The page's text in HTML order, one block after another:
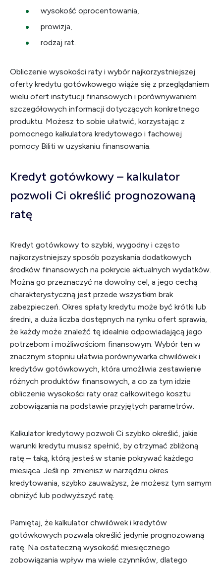
wysokość oprocentowania,
prowizja,
rodzaj rat.
Obliczenie wysokości raty i wybór najkorzystniejszej
oferty kredytu gotówkowego wiąże się z przeglądaniem
wielu ofert instytucji finansowych i porównywaniem
szczegółowych informacji dotyczących konkretnego
produktu. Możesz to sobie ułatwić, korzystając z
pomocnego kalkulatora kredytowego i fachowej
pomocy Biliti w uzyskaniu finansowania.
Kredyt gotówkowy – kalkulator
pozwoli Ci określić prognozowaną
ratę
Kredyt gotówkowy to szybki, wygodny i często
najkorzystniejszy sposób pozyskania dodatkowych
środków finansowych na pokrycie aktualnych wydatków.
Można go przeznaczyć na dowolny cel, a jego cechą
charakterystyczną jest przede wszystkim brak
zabezpieczeń. Okres spłaty kredytu może być krótki lub
średni, a duża liczba dostępnych na rynku ofert sprawia,
że każdy może znaleźć tę idealnie odpowiadającą jego
potrzebom i możliwościom finansowym. Wybór ten w
znacznym stopniu ułatwia porównywarka chwilówek i
kredytów gotówkowych, która umożliwia zestawienie
różnych produktów finansowych, a co za tym idzie
obliczenie wysokości raty oraz całkowitego kosztu
zobowiązania na podstawie przyjętych parametrów.
Kalkulator kredytowy pozwoli Ci szybko określić, jakie
warunki kredytu musisz spełnić, by otrzymać zbliżoną
ratę – taką, którą jesteś w stanie pokrywać każdego
miesiąca. Jeśli np. zmienisz w narzędziu okres
kredytowania, szybko zauważysz, że możesz tym samym
obniżyć lub podwyższyć ratę.
Pamiętaj, że kalkulator chwilówek i kredytów
gotówkowych pozwala określić jedynie prognozowaną
ratę. Na ostateczną wysokość miesięcznego
zobowiązania wpływ ma wiele czynników, dlatego